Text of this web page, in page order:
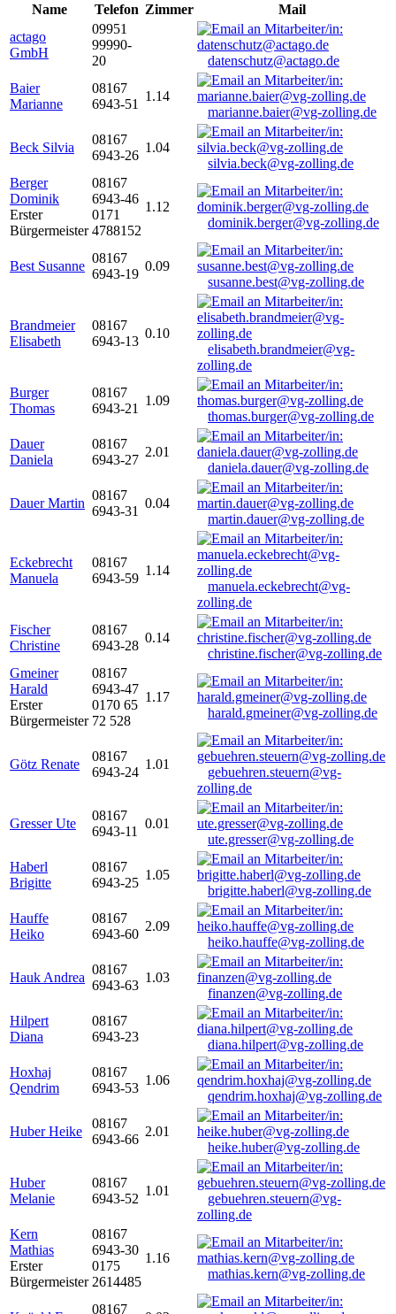
Name
Telefon Zimmer
Mail
actago
GmbH
09951
99990-
20
datenschutz@actago.de
Baier
Marianne
08167
6943-51
1.14
marianne.baier@vg-zolling.de
Beck Silvia
08167
6943-26
1.04
silvia.beck@vg-zolling.de
Berger
Dominik
Erster
Bürgermeister
08167
6943-46
0171
4788152
1.12
dominik.berger@vg-zolling.de
Best Susanne
08167
6943-19
0.09
susanne.best@vg-zolling.de
Brandmeier
Elisabeth
08167
6943-13
0.10
elisabeth.brandmeier@vg-
zolling.de
Burger
Thomas
08167
6943-21
1.09
thomas.burger@vg-zolling.de
Dauer
Daniela
08167
6943-27
2.01
daniela.dauer@vg-zolling.de
Dauer Martin
08167
6943-31
0.04
martin.dauer@vg-zolling.de
Eckebrecht
Manuela
08167
6943-59
1.14
manuela.eckebrecht@vg-
zolling.de
Fischer
Christine
08167
6943-28
0.14
christine.fischer@vg-zolling.de
Gmeiner
Harald
Erster
Bürgermeister
08167
6943-47
0170 65
72 528
1.17
harald.gmeiner@vg-zolling.de
Götz Renate
08167
6943-24
1.01
gebuehren.steuern@vg-
zolling.de
Gresser Ute
08167
6943-11
0.01
ute.gresser@vg-zolling.de
Haberl
Brigitte
08167
6943-25
1.05
brigitte.haberl@vg-zolling.de
Hauffe
Heiko
08167
6943-60
2.09
heiko.hauffe@vg-zolling.de
Hauk Andrea
08167
6943-63
1.03
finanzen@vg-zolling.de
Hilpert
Diana
08167
6943-23
diana.hilpert@vg-zolling.de
Hoxhaj
Qendrim
08167
6943-53
1.06
qendrim.hoxhaj@vg-zolling.de
Huber Heike
08167
6943-66
2.01
heike.huber@vg-zolling.de
Huber
Melanie
08167
6943-52
1.01
gebuehren.steuern@vg-
zolling.de
Kern
Mathias
Erster
Bürgermeister
08167
6943-30
0175
2614485
1.16
mathias.kern@vg-zolling.de
08167